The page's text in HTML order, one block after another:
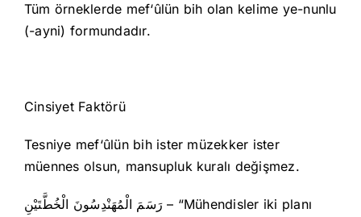
Tüm örneklerde mef‘ûlün bih olan kelime ye-nunlu
(-ayni) formundadır.
Cinsiyet Faktörü
Tesniye mef‘ûlün bih ister müzekker ister
müennes olsun, mansupluk kuralı değişmez.
رَسَمَ الْمُهَنْدِسُونَ الْخُطَّتَيْنِ – “Mühendisler iki planı